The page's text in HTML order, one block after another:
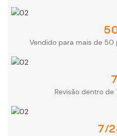
Vendido para mais de
7
Revisão dentro
7/